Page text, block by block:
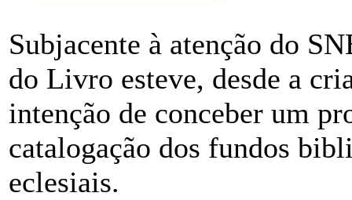
Subjacente à atenção do
do Livro esteve, desde a
intenção de conceber um
catalogação dos fundos
eclesiais.